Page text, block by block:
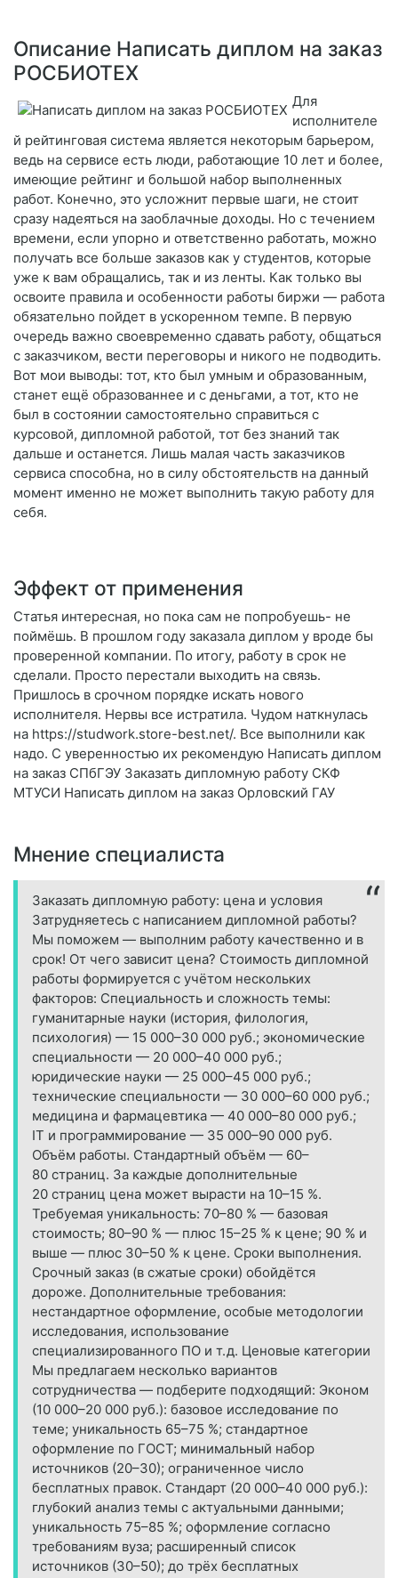
Описание Написать диплом на заказ
РОСБИОТЕХ
Для
исполнителе
й рейтинговая система является некоторым барьером,
ведь на сервисе есть люди, работающие 10 лет и более,
имеющие рейтинг и большой набор выполненных
работ. Конечно, это усложнит первые шаги, не стоит
сразу надеяться на заоблачные доходы. Но с течением
времени, если упорно и ответственно работать, можно
получать все больше заказов как у студентов, которые
уже к вам обращались, так и из ленты. Как только вы
освоите правила и особенности работы биржи — работа
обязательно пойдет в ускоренном темпе. В первую
очередь важно своевременно сдавать работу, общаться
с заказчиком, вести переговоры и никого не подводить.
Вот мои выводы: тот, кто был умным и образованным,
станет ещё образованнее и с деньгами, а тот, кто не
был в состоянии самостоятельно справиться с
курсовой, дипломной работой, тот без знаний так
дальше и останется. Лишь малая часть заказчиков
сервиса способна, но в силу обстоятельств на данный
момент именно не может выполнить такую работу для
себя.
Эффект от применения
Статья интересная, но пока сам не попробуешь- не
поймёшь. В прошлом году заказала диплом у вроде бы
проверенной компании. По итогу, работу в срок не
сделали. Просто перестали выходить на связь.
Пришлось в срочном порядке искать нового
исполнителя. Нервы все истратила. Чудом наткнулась
на https://studwork.store-best.net/. Все выполнили как
надо. С уверенностью их рекомендую Написать диплом
на заказ СПбГЭУ Заказать дипломную работу СКФ
МТУСИ Написать диплом на заказ Орловский ГАУ
Мнение специалиста
Заказать дипломную работу: цена и условия
Затрудняетесь с написанием дипломной работы?
Мы поможем — выполним работу качественно и в
срок! От чего зависит цена? Стоимость дипломной
работы формируется с учётом нескольких
факторов: Специальность и сложность темы:
гуманитарные науки (история, филология,
психология) — 15 000–30 000 руб.; экономические
специальности — 20 000–40 000 руб.;
юридические науки — 25 000–45 000 руб.;
технические специальности — 30 000–60 000 руб.;
медицина и фармацевтика — 40 000–80 000 руб.;
IT и программирование — 35 000–90 000 руб.
Объём работы. Стандартный объём — 60–
80 страниц. За каждые дополнительные
20 страниц цена может вырасти на 10–15 %.
Требуемая уникальность: 70–80 % — базовая
стоимость; 80–90 % — плюс 15–25 % к цене; 90 % и
выше — плюс 30–50 % к цене. Сроки выполнения.
Срочный заказ (в сжатые сроки) обойдётся
дороже. Дополнительные требования:
нестандартное оформление, особые методологии
исследования, использование
специализированного ПО и т. д. Ценовые категории
Мы предлагаем несколько вариантов
сотрудничества — подберите подходящий: Эконом
(10 000–20 000 руб.): базовое исследование по
теме; уникальность 65–75 %; стандартное
оформление по ГОСТ; минимальный набор
источников (20–30); ограниченное число
бесплатных правок. Стандарт (20 000–40 000 руб.):
глубокий анализ темы с актуальными данными;
уникальность 75–85 %; оформление согласно
требованиям вуза; расширенный список
источников (30–50); до трёх бесплатных